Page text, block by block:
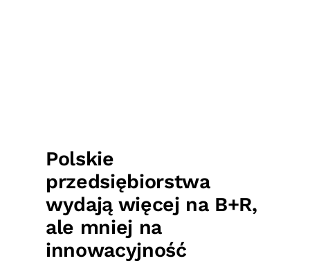
Polskie
przedsiębiorstwa
wydają więcej na B+R,
ale mniej na
innowacyjność